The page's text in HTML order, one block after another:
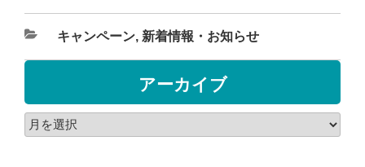
キャンペーン, 新着情報・お知らせ
アーカイブ